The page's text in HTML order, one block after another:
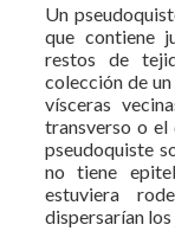
Un
que contiene
restos de
colección de
vísceras
transverso o el
pseudoquiste
no tiene
estuviera
dispersarían los